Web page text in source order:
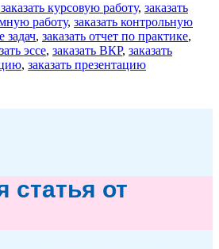
заказать курсовую работу, заказать
работу, заказать контрольную
задач, заказать отчет по практике,
эссе, заказать ВКР, заказать
, заказать презентацию
статья от